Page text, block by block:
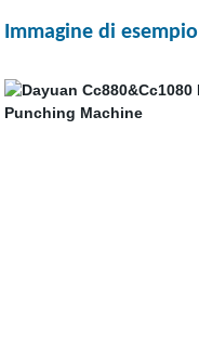
Immagine di esempio